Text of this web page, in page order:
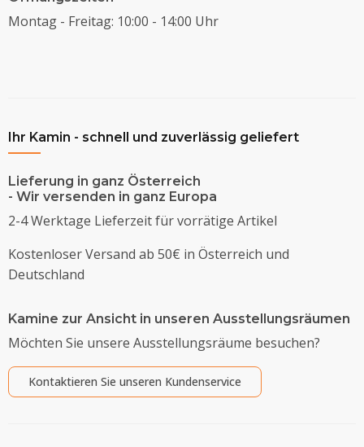
Montag - Freitag: 10:00 - 14:00 Uhr
Ihr Kamin - schnell und zuverlässig geliefert
Lieferung in ganz Österreich
- Wir versenden in ganz Europa
2-4 Werktage Lieferzeit für vorrätige Artikel
Kostenloser Versand ab 50€ in Österreich und
Deutschland
Kamine zur Ansicht in unseren Ausstellungsräumen
Möchten Sie unsere Ausstellungsräume besuchen?
Kontaktieren Sie unseren Kundenservice